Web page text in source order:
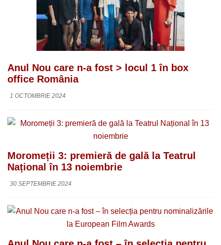
Anul Nou care n-a fost > locul 1 în box
office România
1 OCTOMBRIE 2024
Moromeții 3: premieră de gală la Teatrul
Național în 13 noiembrie
30 SEPTEMBRIE 2024